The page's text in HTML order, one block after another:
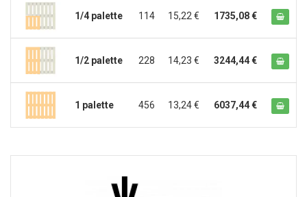
1/4 palette 114 15,22 € 1735,08 €
1/2 palette 228 14,23 € 3244,44 €
1 palette 456 13,24 € 6037,44 €